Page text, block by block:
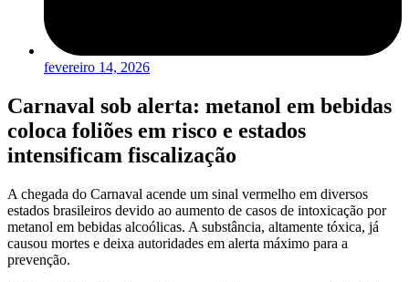
fevereiro 14, 2026
Carnaval sob alerta: metanol em bebidas
coloca foliões em risco e estados
intensificam fiscalização
A chegada do Carnaval acende um sinal vermelho em diversos
estados brasileiros devido ao aumento de casos de intoxicação por
metanol em bebidas alcoólicas. A substância, altamente tóxica, já
causou mortes e deixa autoridades em alerta máximo para a
prevenção.